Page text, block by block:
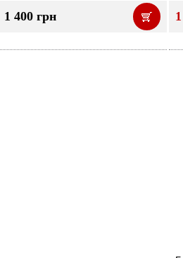
1 400 грн